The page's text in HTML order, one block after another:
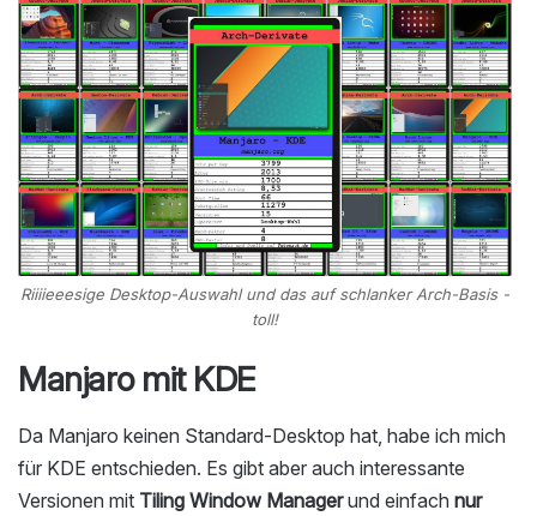
Riiiieeesige Desktop-Auswahl und das auf schlanker Arch-Basis -
toll!
Manjaro mit KDE
Da Manjaro keinen Standard-Desktop hat, habe ich mich
für KDE entschieden. Es gibt aber auch interessante
Versionen mit Tiling Window Managerund einfach nur